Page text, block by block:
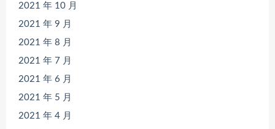
2021 年 10 月
2021 年 9 月
2021 年 8 月
2021 年 7 月
2021 年 6 月
2021 年 5 月
2021 年 4 月